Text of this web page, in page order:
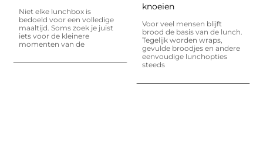
Niet elke lunchbox is
bedoeld voor een volledige
maaltijd. Soms zoek je juist
iets voor de kleinere
momenten van de
knoeien
Voor veel mensen blijft
brood de basis van de lunch.
Tegelijk worden wraps,
gevulde broodjes en andere
eenvoudige lunchopties
steeds